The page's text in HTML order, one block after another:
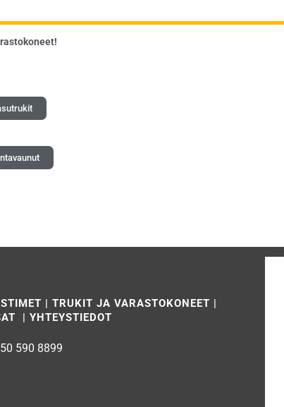
| TRUKIT JA VARASTOKONEET |
| YHTEYSTIEDOT
590 8899